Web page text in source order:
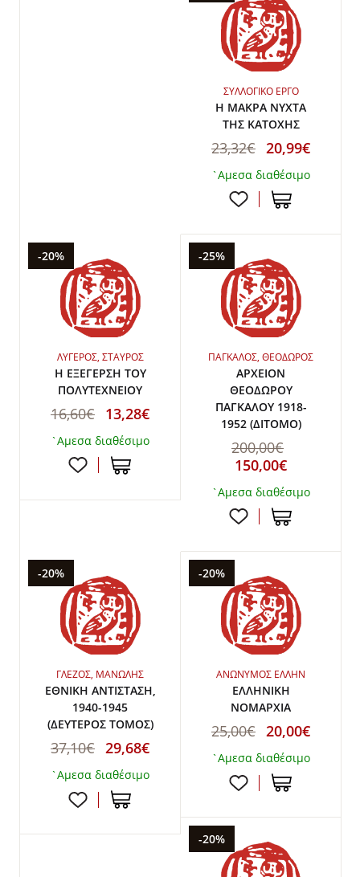
ΣΥΛΛΟΓΙΚΟ ΕΡΓΟ
Η ΜΑΚΡΑ ΝΥΧΤΑ
ΤΗΣ ΚΑΤΟΧΗΣ
23,32€ 20,99€
`Αμεσα διαθέσιμο
-20%
ΛΥΓΕΡΟΣ, ΣΤΑΥΡΟΣ
Η ΕΞΕΓΕΡΣΗ ΤΟΥ
ΠΟΛΥΤΕΧΝΕΙΟΥ
16,60€ 13,28€
`Αμεσα διαθέσιμο
-25%
ΠΑΓΚΑΛΟΣ, ΘΕΟΔΩΡΟΣ
ΑΡΧΕΙΟΝ
ΘΕΟΔΩΡΟΥ
ΠΑΓΚΑΛΟΥ 1918-
1952 (ΔΙΤΟΜΟ)
200,00€
150,00€
`Αμεσα διαθέσιμο
-20%
ΓΛΕΖΟΣ, ΜΑΝΩΛΗΣ
ΕΘΝΙΚΗ ΑΝΤΙΣΤΑΣΗ,
1940-1945
(ΔΕΥΤΕΡΟΣ ΤΟΜΟΣ)
37,10€ 29,68€
`Αμεσα διαθέσιμο
-20%
ΑΝΩΝΥΜΟΣ ΕΛΛΗΝ
ΕΛΛΗΝΙΚΗ
ΝΟΜΑΡΧΙΑ
25,00€ 20,00€
`Αμεσα διαθέσιμο
-20%